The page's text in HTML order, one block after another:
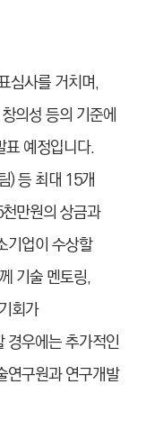
심사를 거치며,
의성 등의 기준에
표 예정입니다.
) 등 최대 15개
만원의 상금과
기업이 수상할
기술 멘토링,
회가
경우에는 추가적인
연구원과 연구개발